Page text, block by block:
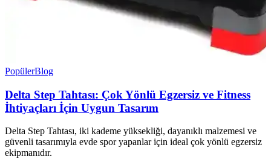
PopülerBlog
Delta Step Tahtası: Çok Yönlü Egzersiz ve Fitness
İhtiyaçları İçin Uygun Tasarım
Delta Step Tahtası, iki kademe yüksekliği, dayanıklı malzemesi ve
güvenli tasarımıyla evde spor yapanlar için ideal çok yönlü egzersiz
ekipmanıdır.